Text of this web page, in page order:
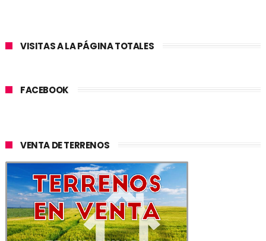
VISITAS A LA PÁGINA TOTALES
FACEBOOK
VENTA DE TERRENOS